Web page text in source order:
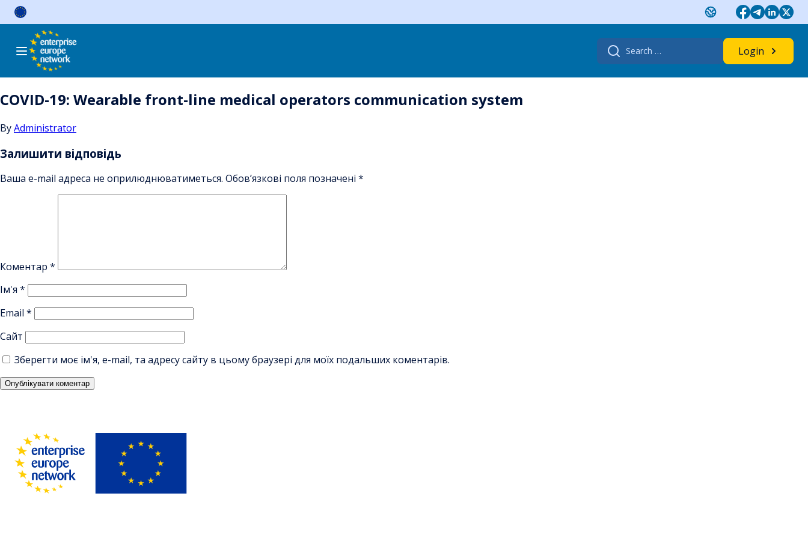
Skip
Search
for:
Login
COVID-19: Wearable front-line medical operators communication system
ByAdministrator
Залишити відповідь
Ваша e-mail адреса не оприлюднюватиметься. Обов’язкові поля позначені *
Коментар *
Ім'я *
Email *
Сайт
Зберегти моє ім'я, e-mail, та адресу сайту в цьому браузері для моїх подальших коментарів.